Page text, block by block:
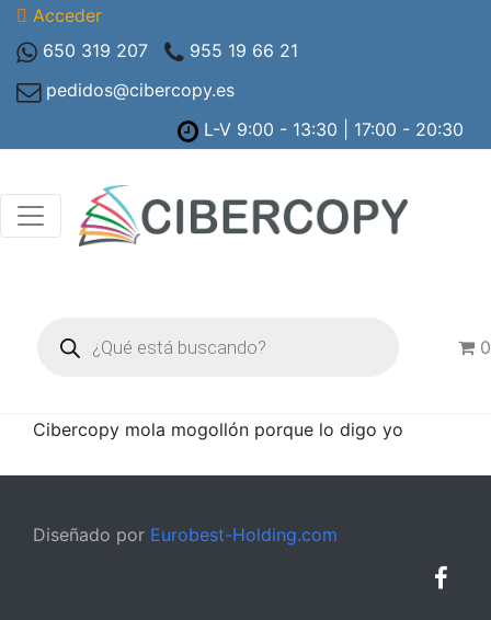
Acceder
650 319 207
955 19 66 21
pedidos@cibercopy.es
L-V 9:00 - 13:30 | 17:00 - 20:30
productos
0
Cibercopy mola mogollón porque lo digo yo
Diseñado por Eurobest-Holding.com